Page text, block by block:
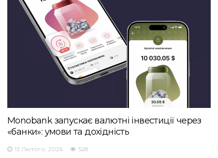
Monobank запускає валютні інвестиції через
«банки»: умови та дохідність
13 Лютого, 2026 528